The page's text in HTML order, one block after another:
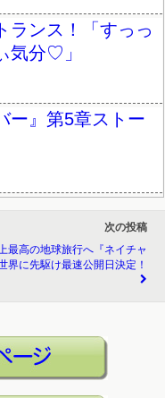
ランス！「すっっ
気分♡」
ー』第5章ストー
次の投稿
最高の地球旅行へ『ネイチャ
界に先駆け最速公開日決定！